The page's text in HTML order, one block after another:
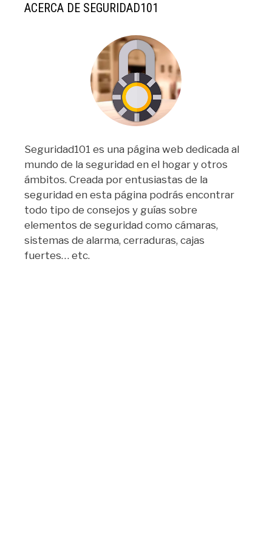
ACERCA DE SEGURIDAD101
Seguridad101 es una página web dedicada al
mundo de la seguridad en el hogar y otros
ámbitos. Creada por entusiastas de la
seguridad en esta página podrás encontrar
todo tipo de consejos y guías sobre
elementos de seguridad como cámaras,
sistemas de alarma, cerraduras, cajas
fuertes… etc.